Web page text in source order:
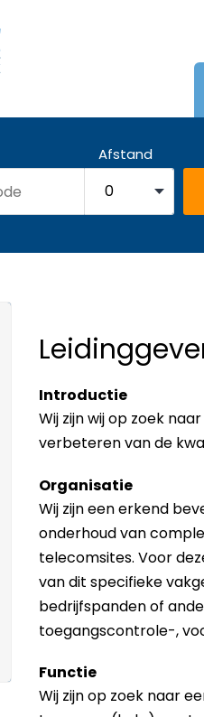
Afstand
Introductie
Wij zijn wij op zoek
verbeteren van de
Organisatie
Wij zijn een erkend
onderhoud van
telecomsites. Voor
van dit specifieke
bedrijfspanden of
toegangscontrole-,
Functie
Wij zijn op zoek naar